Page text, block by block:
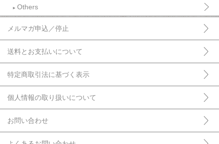
► Others
メルマガ申込／停止
送料とお支払いについて
特定商取引法に基づく表示
個人情報の取り扱いについて
お問い合わせ